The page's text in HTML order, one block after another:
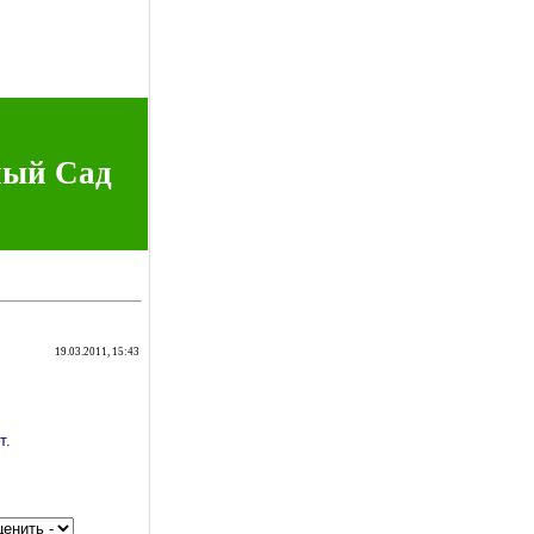
Сад
19.03.2011, 15:43